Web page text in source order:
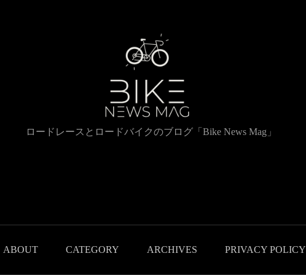
ロードレースとロードバイクのブログ「Bike News Mag」
ABOUT CATEGORY ARCHIVES PRIVACY POLICY